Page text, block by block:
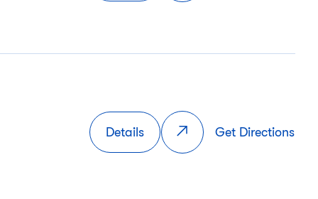
Details Get Directions